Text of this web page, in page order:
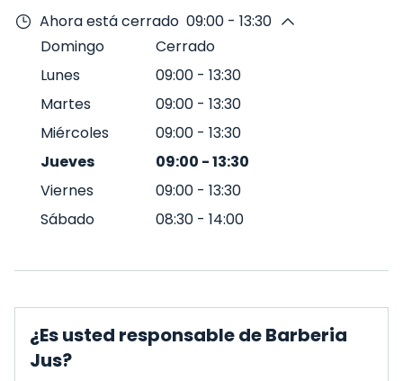
Ahora está cerrado 09:00 - 13:30
Domingo
Cerrado
Lunes
09:00 - 13:30
Martes
09:00 - 13:30
Miércoles
09:00 - 13:30
Jueves
09:00 -13:30
Viernes
09:00 - 13:30
Sábado
08:30 - 14:00
¿Es usted responsable de Barberia
Jus?